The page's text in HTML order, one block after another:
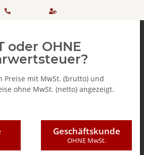
+ 49
98
einkaufen
SSL
oder OHNE
Preise mit MwSt. (brutto) und
ohne MwSt. (netto) angezeigt.
Geschäftskunde
OHNE MwSt.